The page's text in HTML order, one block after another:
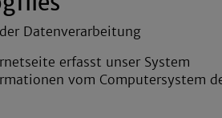
Datenverarbeitung
erfasst unser System
vom Computersystem